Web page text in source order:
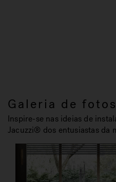
Galeria de fotos
Inspire-se nas ideias de
Jacuzzi® dos entusiastas da